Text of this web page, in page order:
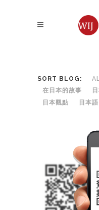
SORT BLOG:
在日本的故事
日本觀點
日本語